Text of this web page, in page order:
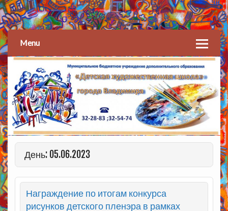
Детская художественная
школа
Menu
День: 05.06.2023
Награждение по итогам конкурса
рисунков детского пленэра в рамках